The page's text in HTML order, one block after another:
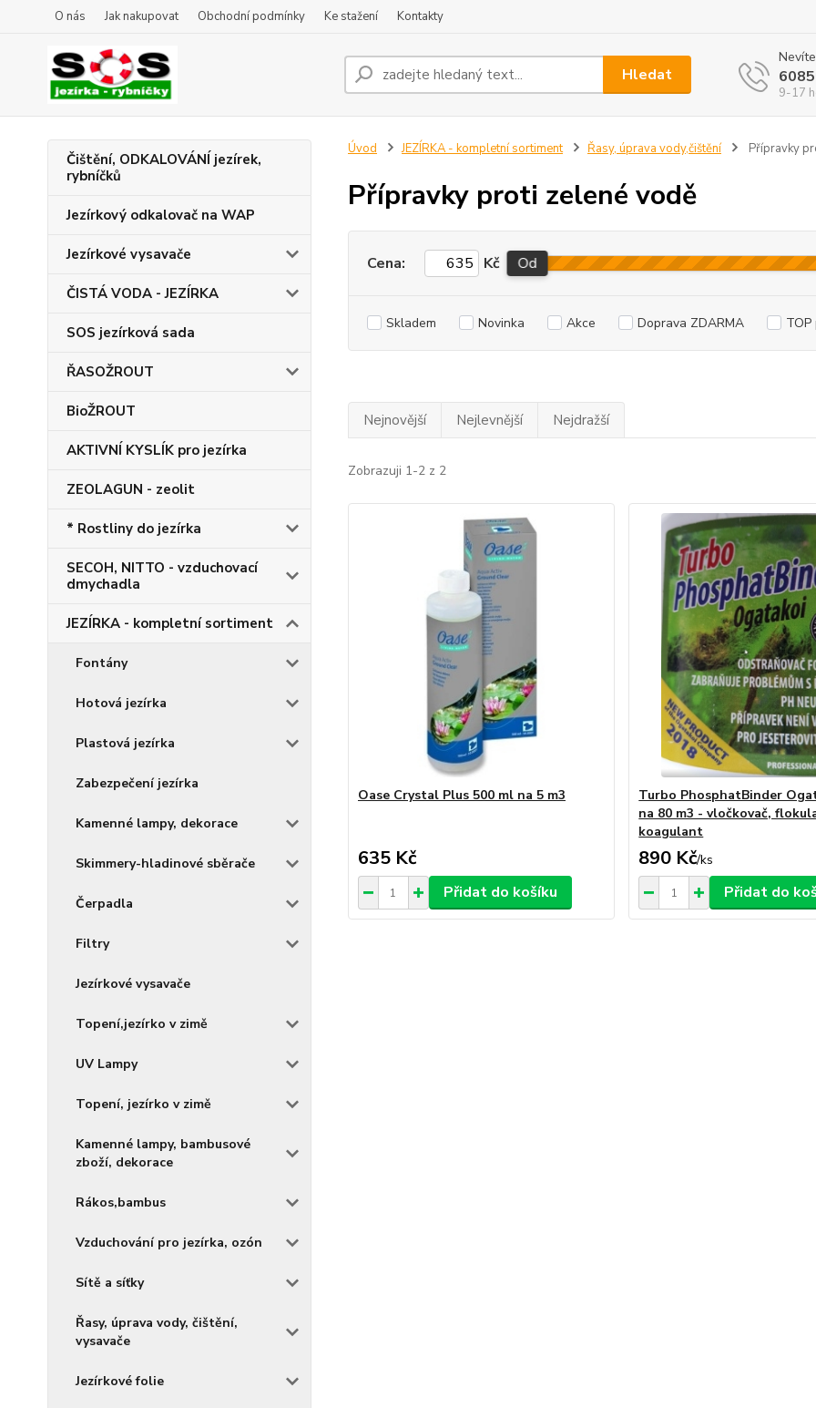
O nás Jak nakupovat Obchodní podmínky Ke stažení Kontakty
Hledat
9-17
Čištění, ODKALOVÁNÍ jezírek,
rybníčků
Jezírkový odkalovač na WAP
Jezírkové vysavače
ČISTÁ VODA - JEZÍRKA
SOS jezírková sada
ŘASOŽROUT
BioŽROUT
AKTIVNÍ KYSLÍK pro jezírka
ZEOLAGUN - zeolit
* Rostliny do jezírka
SECOH, NITTO - vzduchovací
dmychadla
JEZÍRKA - kompletní sortiment
Fontány
Hotová jezírka
Plastová jezírka
Zabezpečení jezírka
Kamenné lampy, dekorace
Skimmery-hladinové sběrače
Čerpadla
Filtry
Jezírkové vysavače
Topení,jezírko v zimě
UV Lampy
Topení, jezírko v zimě
Kamenné lampy, bambusové
zboží, dekorace
Rákos,bambus
Vzduchování pro jezírka, ozón
Sítě a síťky
Řasy, úprava vody, čištění,
vysavače
Jezírkové folie
Úvod JEZÍRKA - kompletní sortiment Řasy, úprava vody,čištění Přípravky
Přípravky proti zelené vodě
Cena: Kč Od
Skladem Novinka Akce Doprava ZDARMA
Nejnovější Nejlevnější Nejdražší
Zobrazuji 1-2 z 2
Oase Crystal Plus 500 ml na 5 m3
635 Kč
Přidat do košíku
Turbo PhosphatBinder
na 80 m3 - vločkovač,
koagulant
890 Kč/ks
Přidat do